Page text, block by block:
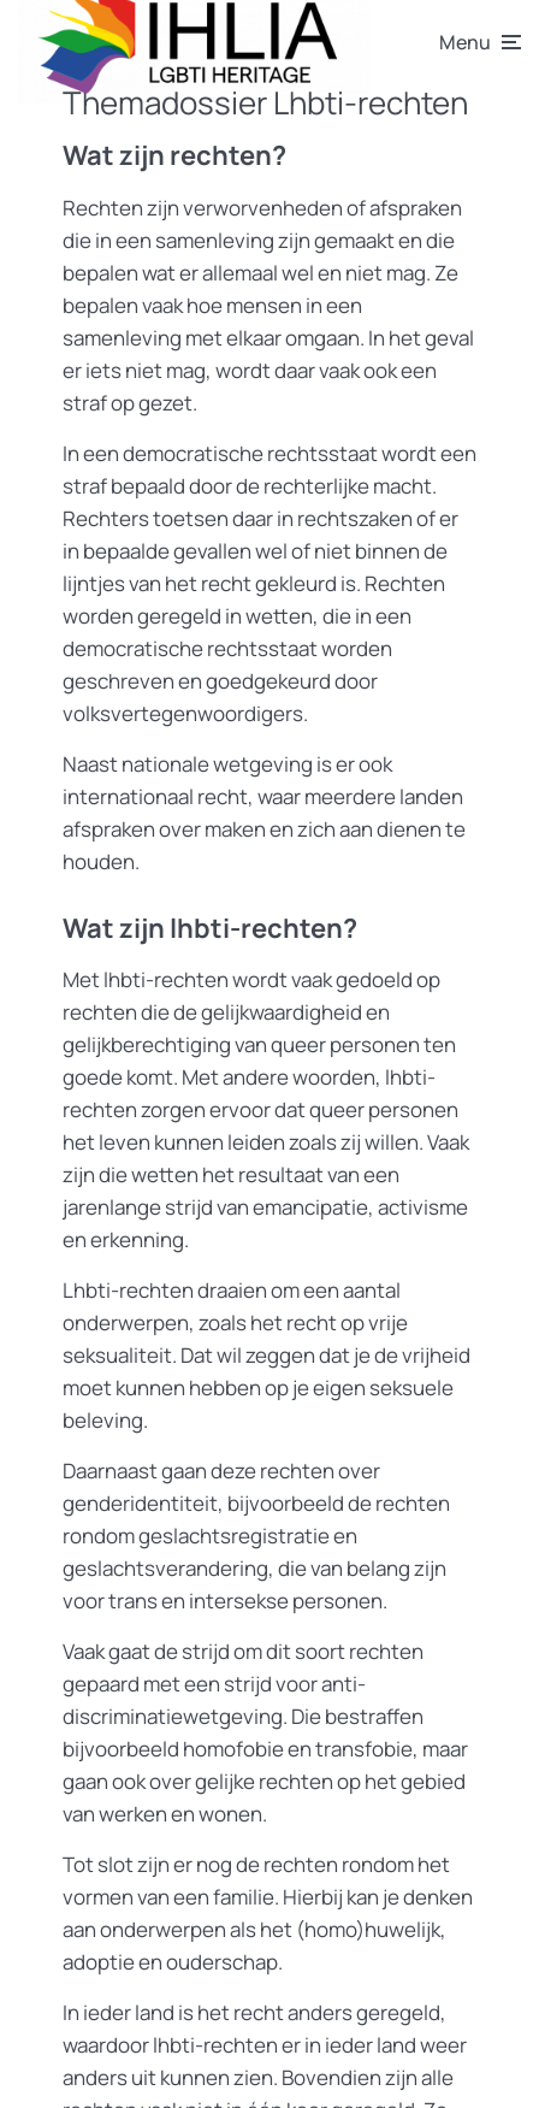
Menu
Themadossier Lhbti-rechten
Wat zijn rechten?
Rechten zijn verworvenheden of afspraken
die in een samenleving zijn gemaakt en die
bepalen wat er allemaal wel en niet mag. Ze
bepalen vaak hoe mensen in een
samenleving met elkaar omgaan. In het geval
er iets niet mag, wordt daar vaak ook een
straf op gezet.
In een democratische rechtsstaat wordt een
straf bepaald door de rechterlijke macht.
Rechters toetsen daar in rechtszaken of er
in bepaalde gevallen wel of niet binnen de
lijntjes van het recht gekleurd is. Rechten
worden geregeld in wetten, die in een
democratische rechtsstaat worden
geschreven en goedgekeurd door
volksvertegenwoordigers.
Naast nationale wetgeving is er ook
internationaal recht, waar meerdere landen
afspraken over maken en zich aan dienen te
houden.
Wat zijn lhbti-rechten?
Met lhbti-rechten wordt vaak gedoeld op
rechten die de gelijkwaardigheid en
gelijkberechtiging van queer personen ten
goede komt. Met andere woorden, lhbti-
rechten zorgen ervoor dat queer personen
het leven kunnen leiden zoals zij willen. Vaak
zijn die wetten het resultaat van een
jarenlange strijd van emancipatie, activisme
en erkenning.
Lhbti-rechten draaien om een aantal
onderwerpen, zoals het recht op vrije
seksualiteit. Dat wil zeggen dat je de vrijheid
moet kunnen hebben op je eigen seksuele
beleving.
Daarnaast gaan deze rechten over
genderidentiteit, bijvoorbeeld de rechten
rondom geslachtsregistratie en
geslachtsverandering, die van belang zijn
voor trans en intersekse personen.
Vaak gaat de strijd om dit soort rechten
gepaard met een strijd voor anti-
discriminatiewetgeving. Die bestraffen
bijvoorbeeld homofobie en transfobie, maar
gaan ook over gelijke rechten op het gebied
van werken en wonen.
Tot slot zijn er nog de rechten rondom het
vormen van een familie. Hierbij kan je denken
aan onderwerpen als het (homo)huwelijk,
adoptie en ouderschap.
In ieder land is het recht anders geregeld,
waardoor lhbti-rechten er in ieder land weer
anders uit kunnen zien. Bovendien zijn alle